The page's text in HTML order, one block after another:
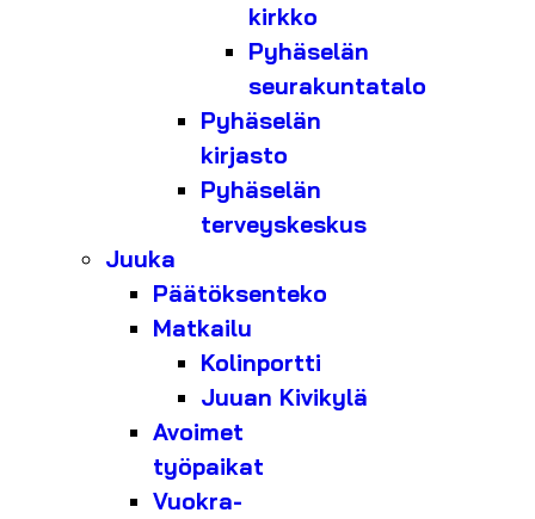
kirkko
Pyhäselän
seurakuntatalo
Pyhäselän
kirjasto
Pyhäselän
terveyskeskus
Juuka
Päätöksenteko
Matkailu
Kolinportti
Juuan Kivikylä
Avoimet
työpaikat
Vuokra-